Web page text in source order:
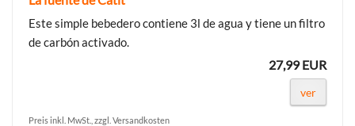
Este simple bebedero contiene 3l de agua y tiene un filtro
de carbón activado.
27,99 EUR
ver
Preis inkl. MwSt., zzgl. Versandkosten